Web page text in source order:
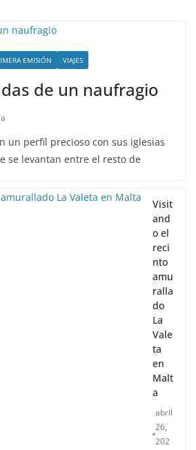
EMISIÓN VIAJES
de un naufragio
un perfil precioso con sus iglesias
se levantan entre el resto de
Visit
and
o el
reci
nto
amu
ralla
do
La
Vale
ta
en
Malt
a
abril
26,
202